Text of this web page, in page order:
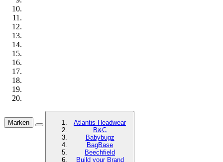
Marken
Atlantis Headwear
B&C
Babybugz
BagBase
Beechfield
Build your Brand